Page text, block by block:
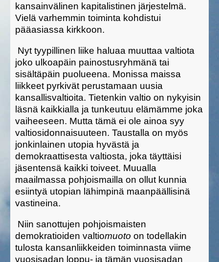
kansainvälinen kapitalistinen järjestelmä.
Vielä varhemmin toiminta kohdistui
pääasiassa kirkkoon.
Nyt tyypillinen liike haluaa muuttaa valtiota
joko ulkoapäin painostusryhmänä tai
sisältäpäin puolueena. Monissa maissa
liikkeet pyrkivät perustamaan uusia
kansallisvaltioita. Tietenkin valtio on nykyisin
läsnä kaikkialla ja tunkeutuu elämämme joka
vaiheeseen. Mutta tämä ei ole ainoa syy
valtiosidonnaisuuteen. Taustalla on myös
jonkinlainen utopia hyvästä ja
demokraattisesta valtiosta, joka täyttäisi
jäsentensä kaikki toiveet. Muualla
maailmassa pohjoismailla on ollut kunnia
esiintyä utopian lähimpinä maanpäällisinä
vastineina.
Niin sanottujen pohjoismaisten
demokratioiden valtiomuoto on todellakin
tulosta kansanliikkeiden toiminnasta viime
vuosisadan loppu- ja tämän vuosisadan